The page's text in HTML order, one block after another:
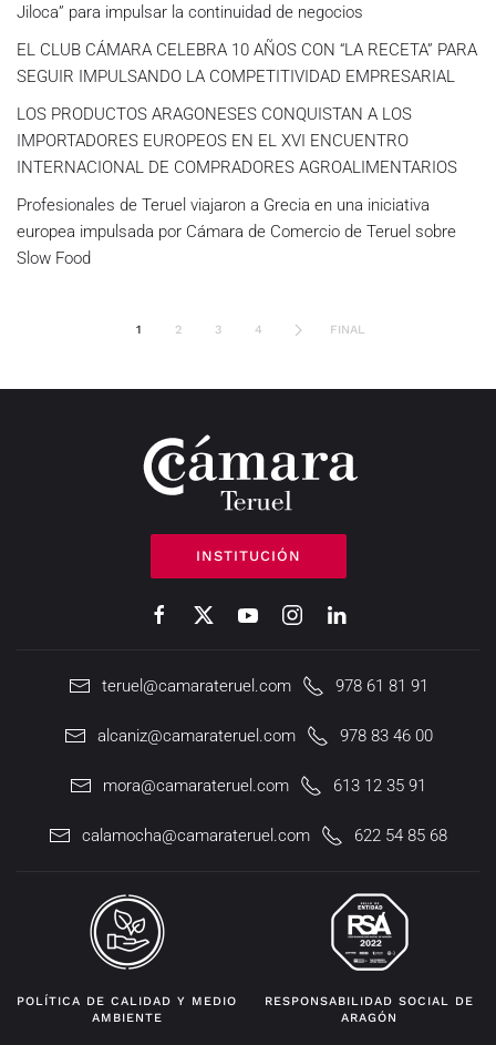
Jiloca” para impulsar la continuidad de negocios
EL CLUB CÁMARA CELEBRA 10 AÑOS CON “LA RECETA” PARA
SEGUIR IMPULSANDO LA COMPETITIVIDAD EMPRESARIAL
LOS PRODUCTOS ARAGONESES CONQUISTAN A LOS
IMPORTADORES EUROPEOS EN EL XVI ENCUENTRO
INTERNACIONAL DE COMPRADORES AGROALIMENTARIOS
Profesionales de Teruel viajaron a Grecia en una iniciativa
europea impulsada por Cámara de Comercio de Teruel sobre
Slow Food
1 2 3 4 FINAL
INSTITUCIÓN
teruel@camarateruel.com 978 61 81 91
alcaniz@camarateruel.com 978 83 46 00
mora@camarateruel.com 613 12 35 91
calamocha@camarateruel.com 622 54 85 68
POLÍTICA DE CALIDAD Y MEDIO
AMBIENTE
RESPONSABILIDAD SOCIAL DE
ARAGÓN